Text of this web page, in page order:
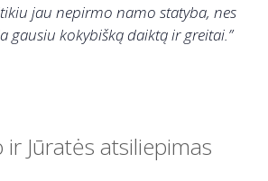
jau nepirmo namo statyba, nes
gausiu kokybišką daiktą ir greitai.”
ir Jūratės atsiliepimas